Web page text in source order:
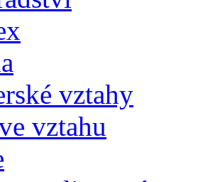
vztahy
vztahu